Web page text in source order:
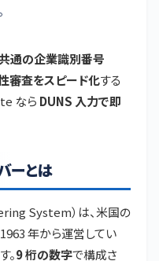
通の企業識別番号
審査をスピード化する
なら DUNS 入力で即
ーとは
System）は、米国の
年から運営してい
。9 桁の数字で構成さ